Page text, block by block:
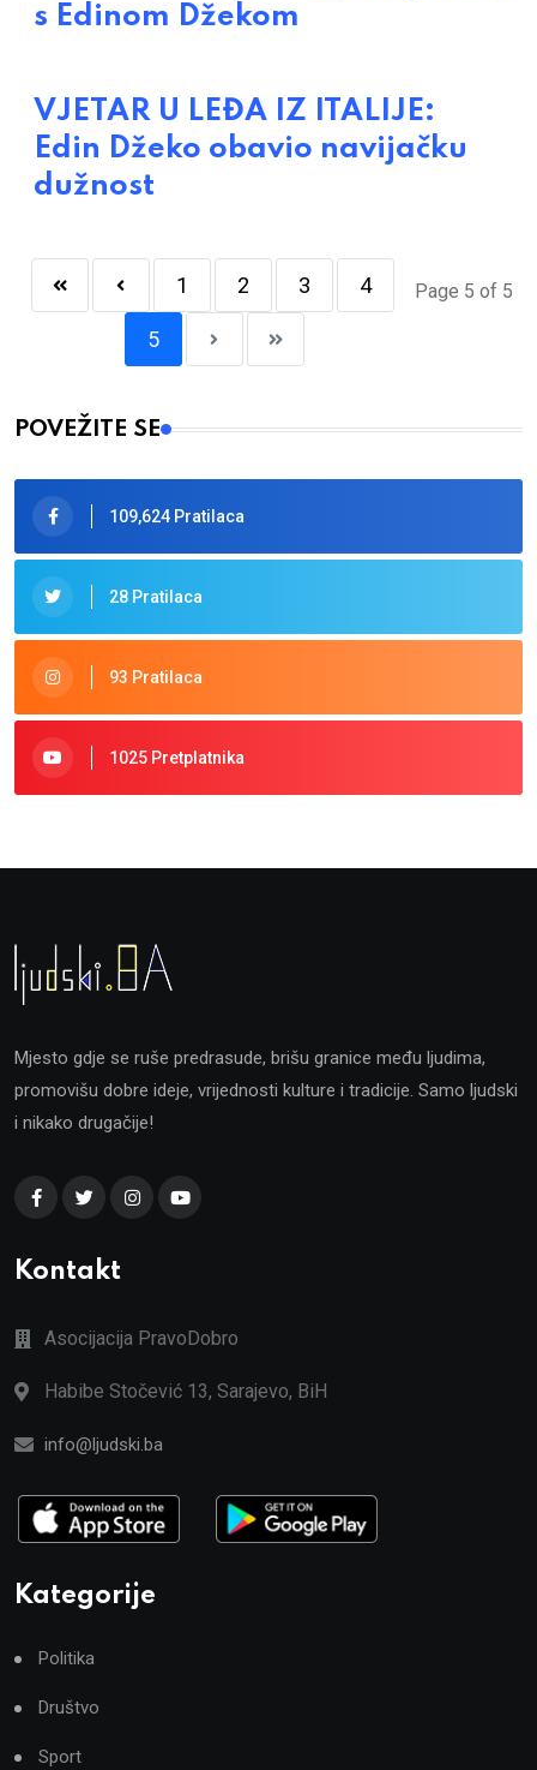
s Edinom Džekom
VJETAR U LEĐA IZ ITALIJE:
Edin Džeko obavio navijačku
dužnost
Page 5 of 5
1 2 3 4
5
POVEŽITE SE
109,624 Pratilaca
28 Pratilaca
93 Pratilaca
1025 Pretplatnika
Mjesto gdje se ruše predrasude, brišu granice među ljudima,
promovišu dobre ideje, vrijednosti kulture i tradicije. Samo ljudski
i nikako drugačije!
Kontakt
Asocijacija PravoDobro
Habibe Stočević 13, Sarajevo, BiH
info@ljudski.ba
Kategorije
Politika
Društvo
Sport